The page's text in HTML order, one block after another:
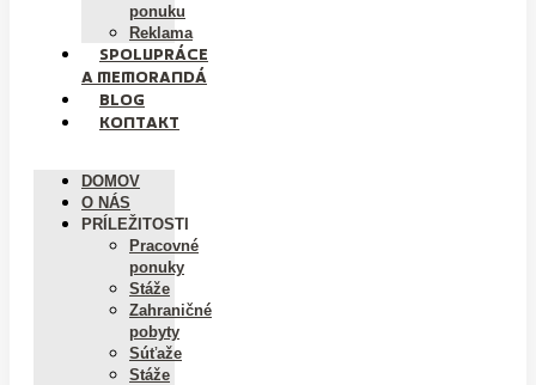
ponuku
Reklama
SPOLUPRÁCE
A MEMORANDÁ
BLOG
KONTAKT
DOMOV
O NÁS
PRÍLEŽITOSTI
Pracovné
ponuky
Stáže
Zahraničné
pobyty
Súťaže
Stáže